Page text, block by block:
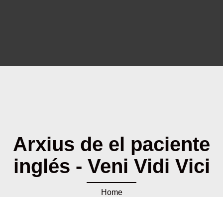
Arxius de el paciente
inglés - Veni Vidi Vici
Home